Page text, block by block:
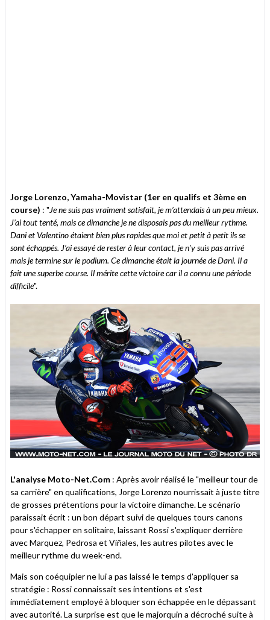
Jorge Lorenzo, Yamaha-Movistar (1er en qualifs et 3ème en
course) : "Je ne suis pas vraiment satisfait, je m’attendais à un peu mieux.
J’ai tout tenté, mais ce dimanche je ne disposais pas du meilleur rythme.
Dani et Valentino étaient bien plus rapides que moi et petit à petit ils se
sont échappés. J’ai essayé de rester à leur contact, je n'y suis pas arrivé
mais je termine sur le podium. Ce dimanche était la journée de Dani. Il a
fait une superbe course. Il mérite cette victoire car il a connu une période
difficile".
L'analyse Moto-Net.Com : Après avoir réalisé le "meilleur tour de
sa carrière" en qualifications, Jorge Lorenzo nourrissait à juste titre
de grosses prétentions pour la victoire dimanche. Le scénario
paraissait écrit : un bon départ suivi de quelques tours canons
pour s'échapper en solitaire, laissant Rossi s'expliquer derrière
avec Marquez, Pedrosa et Viñales, les autres pilotes avec le
meilleur rythme du week-end.
Mais son coéquipier ne lui a pas laissé le temps d'appliquer sa
stratégie : Rossi connaissait ses intentions et s'est
immédiatement employé à bloquer son échappée en le dépassant
avec autorité. La surprise est que le majorquin a décroché suite à